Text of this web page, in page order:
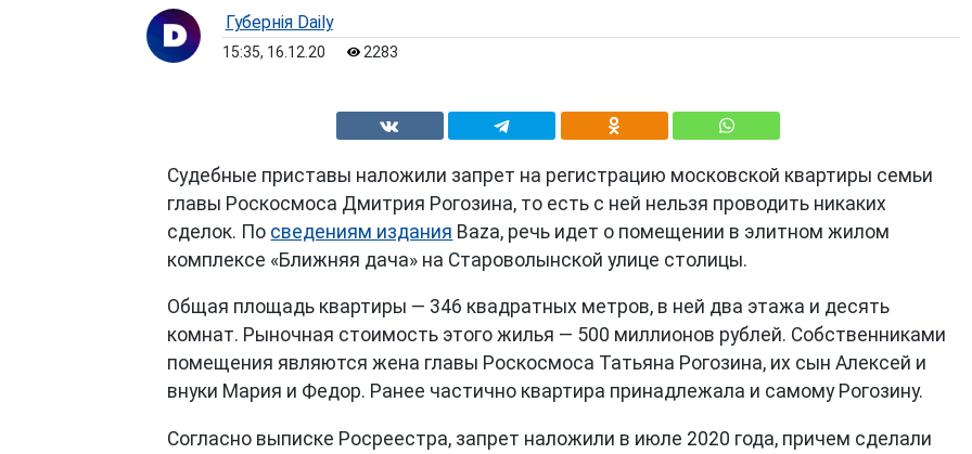
Губернiя Daily
15:35, 16.12.20 2283
Судебные приставы наложили запрет на регистрацию московской квартиры семьи
главы Роскосмоса Дмитрия Рогозина, то есть с ней нельзя проводить никаких
сделок. По сведениям издания Baza, речь идет о помещении в элитном жилом
комплексе «Ближняя дача» на Староволынской улице столицы.
Общая площадь квартиры — 346 квадратных метров, в ней два этажа и десять
комнат. Рыночная стоимость этого жилья — 500 миллионов рублей. Собственниками
помещения являются жена главы Роскосмоса Татьяна Рогозина, их сын Алексей и
внуки Мария и Федор. Ранее частично квартира принадлежала и самому Рогозину.
Согласно выписке Росреестра, запрет наложили в июле 2020 года, причем сделали